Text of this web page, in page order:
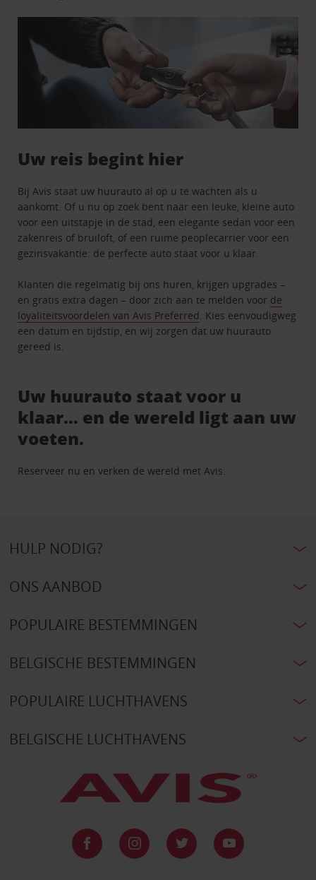
Uw reis begint hier
Bij Avis staat uw huurauto al op u te wachten als u
aankomt. Of u nu op zoek bent naar een leuke, kleine auto
voor een uitstapje in de stad, een elegante sedan voor een
zakenreis of bruiloft, of een ruime peoplecarrier voor een
gezinsvakantie: de perfecte auto staat voor u klaar.
Klanten die regelmatig bij ons huren, krijgen upgrades –
en gratis extra dagen – door zich aan te melden voor de
loyaliteitsvoordelen van Avis Preferred. Kies eenvoudigweg
een datum en tijdstip, en wij zorgen dat uw huurauto
gereed is.
Uw huurauto staat voor u
klaar… en de wereld ligt aan uw
voeten.
Reserveer nu en verken de wereld met Avis.
HULP NODIG?
ONS AANBOD
POPULAIRE BESTEMMINGEN
BELGISCHE BESTEMMINGEN
POPULAIRE LUCHTHAVENS
BELGISCHE LUCHTHAVENS